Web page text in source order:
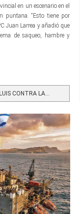
en un escenario en el
puntana. “Esto tiene por
Juan Larrea y añadió que
de saqueo, hambre y
CONTRA LA...